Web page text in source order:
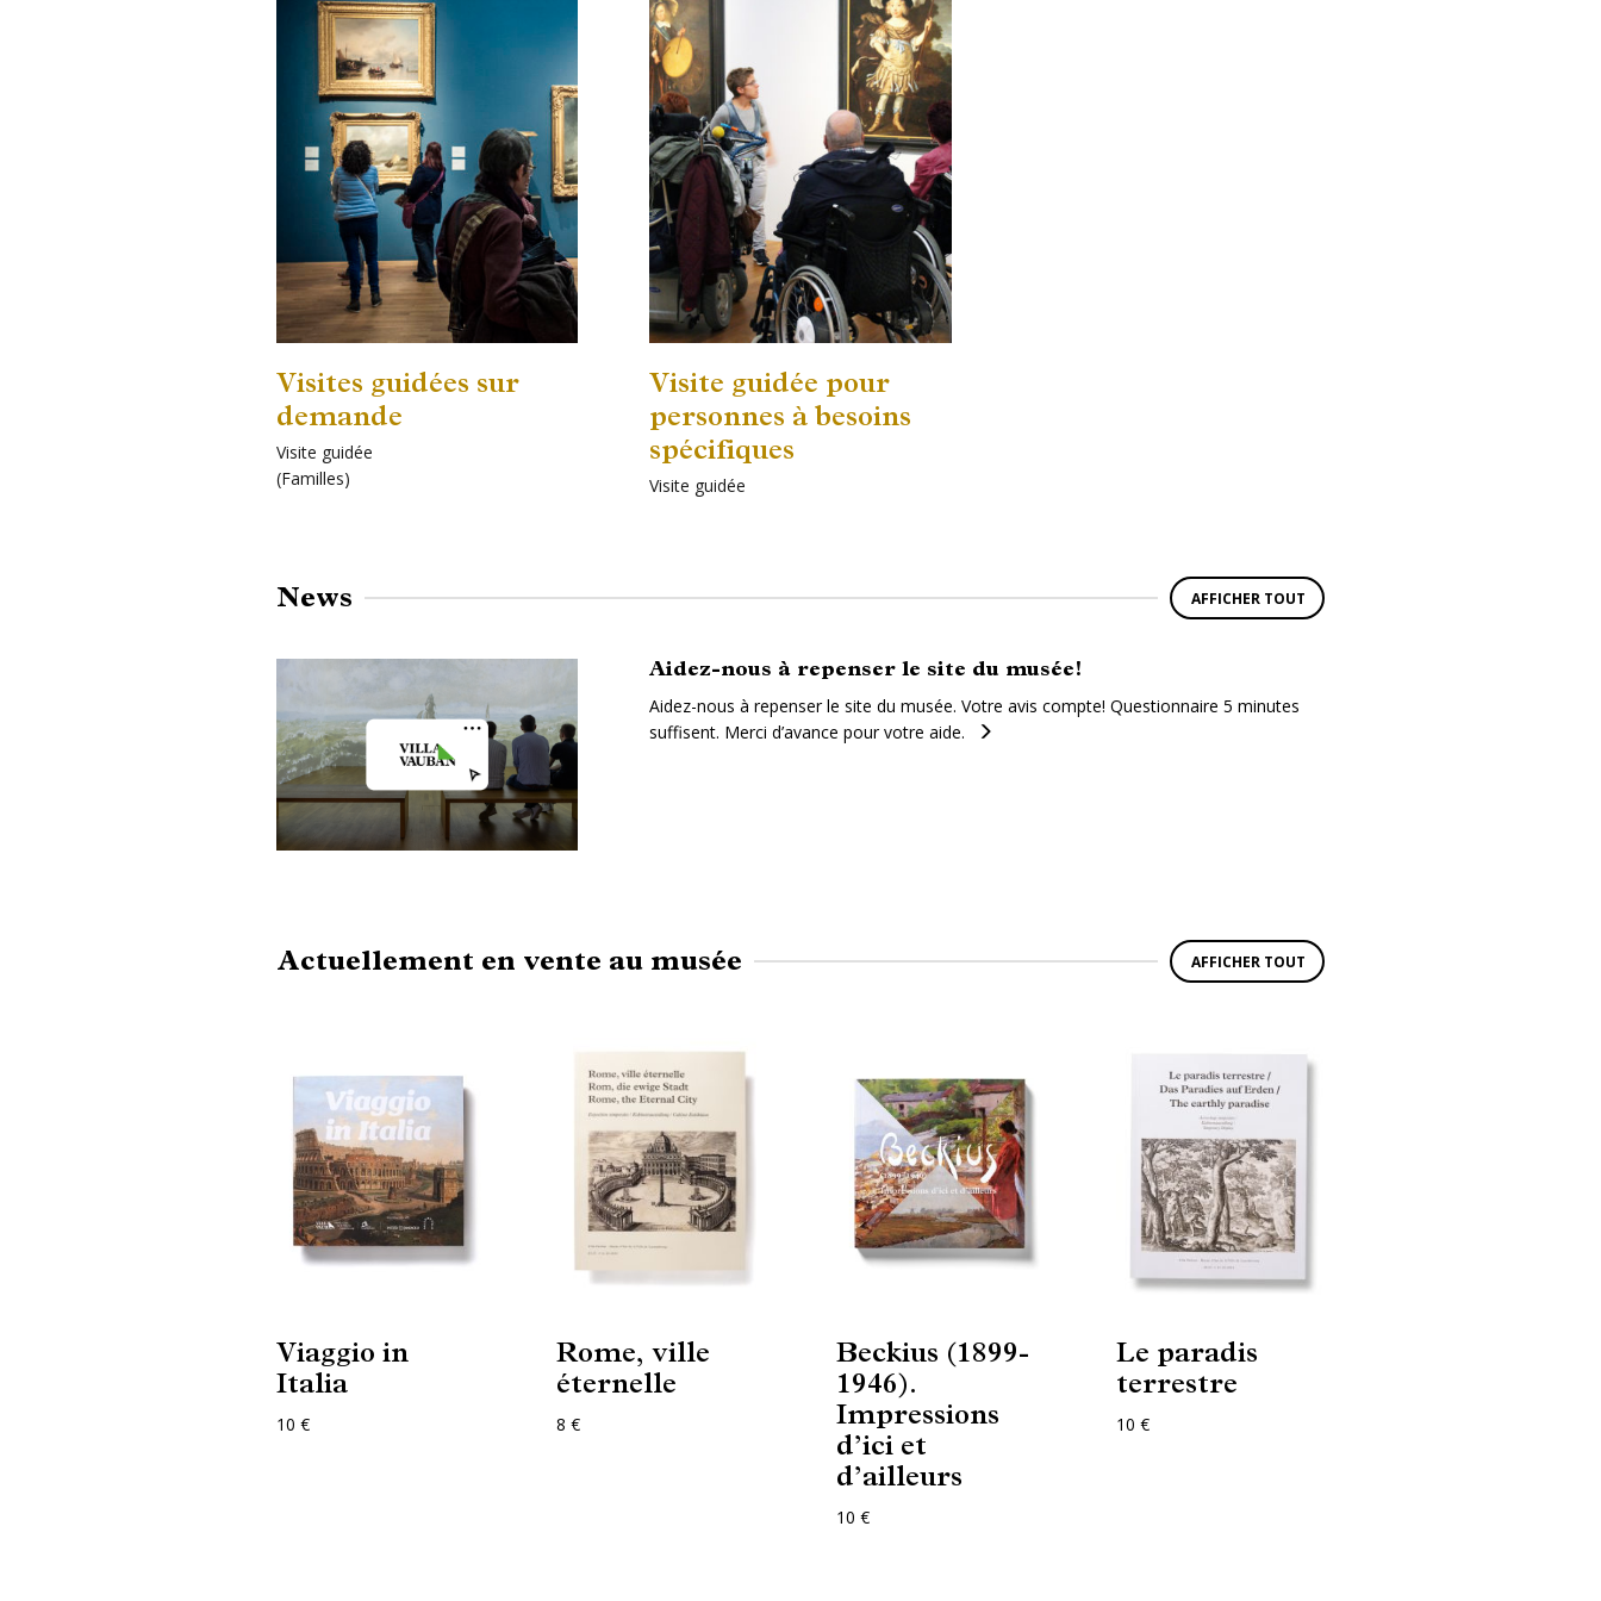
Visites guidées sur
demande
Visite guidée
(Familles)
Visite guidée pour
personnes à besoins
spécifiques
Visite guidée
News AFFICHER TOUT
Aidez-nous à repenser le site du musée!
Aidez-nous à repenser le site du musée. Votre avis compte! Questionnaire 5 minutes
suffisent. Merci d’avance pour votre aide.
Actuellement en vente au musée AFFICHER TOUT
Viaggio in
Italia
10 €
Rome, ville
éternelle
8 €
Beckius (1899-
1946).
Impressions
d’ici et
d’ailleurs
10 €
Le paradis
terrestre
10 €